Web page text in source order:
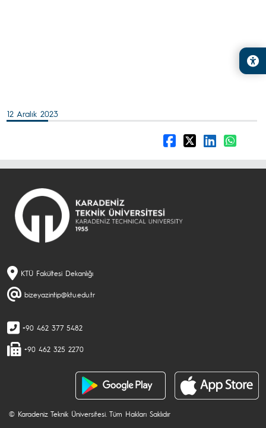
12 Aralık 2023
KTÜ Fakültesi Dekanlığı
bizeyazintip@ktu.edu.tr
+90 462 377 5482
+90 462 325 2270
© Karadeniz Teknik Üniversitesi. Tüm Hakları Saklıdır